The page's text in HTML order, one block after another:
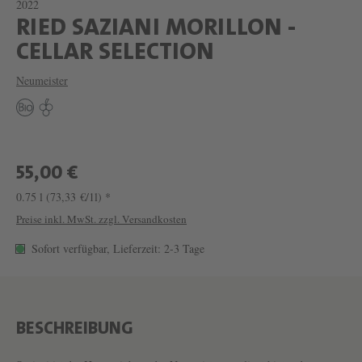
2022
RIED SAZIANI MORILLON -
CELLAR SELECTION
Neumeister
55,00 €
0.75 l (73,33 €/1l) *
Preise inkl. MwSt. zzgl. Versandkosten
Sofort verfügbar, Lieferzeit: 2-3 Tage
BESCHREIBUNG